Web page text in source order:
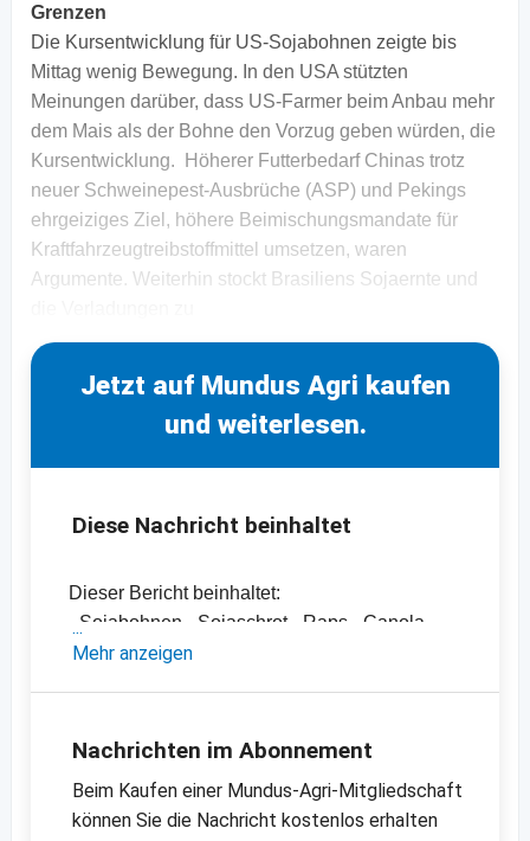
Grenzen
Die Kursentwicklung für US-Sojabohnen zeigte bis
Mittag wenig Bewegung. In den USA stützten
Meinungen darüber, dass US-Farmer beim Anbau mehr
dem Mais als der Bohne den Vorzug geben würden, die
Kursentwicklung. Höherer Futterbedarf Chinas trotz
neuer Schweinepest-Ausbrüche (ASP) und Pekings
ehrgeiziges Ziel, höhere Beimischungsmandate für
Kraftfahrzeugtreibstoffmittel umsetzen, waren
Argumente. Weiterhin stockt Brasiliens Sojaernte und
Jetzt auf Mundus Agri kaufen
und weiterlesen.
Diese Nachricht beinhaltet
Dieser Bericht beinhaltet:
- Sojabohnen-, Sojaschrot-, Raps-, Canola-
und Rapsschrotpreise sowie diverse
Handels
- Preischarts, Erntebilanzen und Import- und
Exportdaten
Mehr anzeigen
Nachrichten im Abonnement
Beim Kaufen einer Mundus-Agri-Mitgliedschaft
können Sie die Nachricht kostenlos erhalten